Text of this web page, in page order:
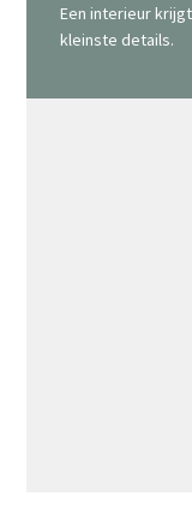
Een interieur
kleinste details.